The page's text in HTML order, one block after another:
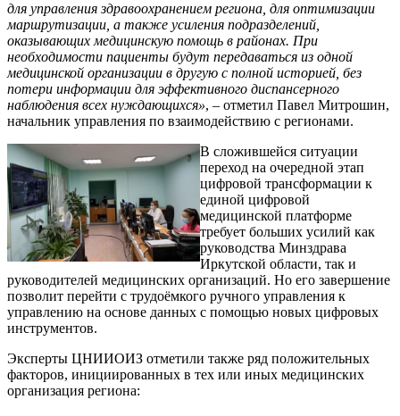
для управления здравоохранением региона, для оптимизации
маршрутизации, а также усиления подразделений,
оказывающих медицинскую помощь в районах. При
необходимости пациенты будут передаваться из одной
медицинской организации в другую с полной историей, без
потери информации для эффективного диспансерного
наблюдения всех нуждающихся», – отметил Павел Митрошин,
начальник управления по взаимодействию с регионами.
В сложившейся ситуации
переход на очередной этап
цифровой трансформации к
единой цифровой
медицинской платформе
требует больших усилий как
руководства Минздрава
Иркутской области, так и
руководителей медицинских организаций. Но его завершение
позволит перейти с трудоёмкого ручного управления к
управлению на основе данных с помощью новых цифровых
инструментов.
Эксперты ЦНИИОИЗ отметили также ряд положительных
факторов, инициированных в тех или иных медицинских
организация региона: